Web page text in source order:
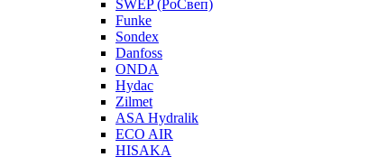
SWEP (РоСвеп)
Funke
Sondex
Danfoss
ONDA
Hydac
Zilmet
ASA Hydralik
ECO AIR
HISAKA